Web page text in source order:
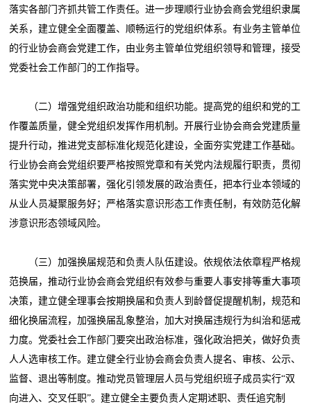
落实各部门齐抓共管工作责任。进一步理顺行业协会商会党组织隶属
关系，建立健全全面覆盖、顺畅运行的党组织体系。有业务主管单位
的行业协会商会党建工作，由业务主管单位党组织领导和管理，接受
党委社会工作部门的工作指导。
（二）增强党组织政治功能和组织功能。提高党的组织和党的工
作覆盖质量，健全党组织发挥作用机制。开展行业协会商会党建质量
提升行动，推进党支部标准化规范化建设，全面夯实党建工作基础。
行业协会商会党组织要严格按照党章和有关党内法规履行职责，贯彻
落实党中央决策部署，强化引领发展的政治责任，把本行业本领域的
从业人员凝聚服务好；严格落实意识形态工作责任制，有效防范化解
涉意识形态领域风险。
（三）加强换届规范和负责人队伍建设。依规依法依章程严格规
范换届，推动行业协会商会党组织有效参与重要人事安排等重大事项
决策，建立健全理事会按期换届和负责人到龄督促提醒机制，规范和
细化换届流程，加强换届乱象整治，加大对换届违规行为纠治和惩戒
力度。党委社会工作部门要突出政治标准，强化政治把关，做好负责
人人选审核工作。建立健全行业协会商会负责人提名、审核、公示、
监督、退出等制度。推动党员管理层人员与党组织班子成员实行“双
向进入、交叉任职”。建立健全主要负责人定期述职、责任追究制